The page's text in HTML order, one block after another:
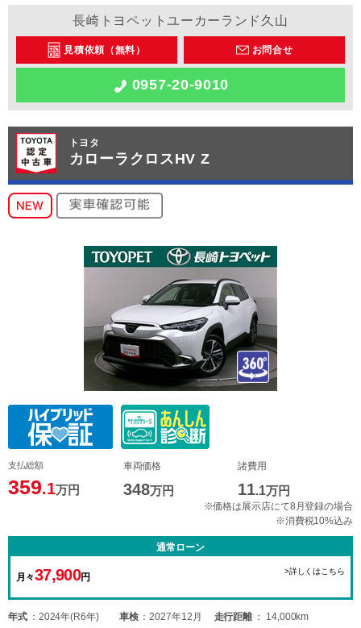
長崎トヨペットユーカーランド久山
見積依頼（無料） お問合せ
0957-20-9010
トヨタ
カローラクロスHV Z
支払総額
359.1万円
車両価格
348万円
諸費用
11.1万円
※価格は展示店にて8月登録の場合
※消費税10%込み
通常ローン
月々37,900円
>詳しくはこちら
年式 2024年(R6年) 車検 2027年12月 走行距離
14,000km